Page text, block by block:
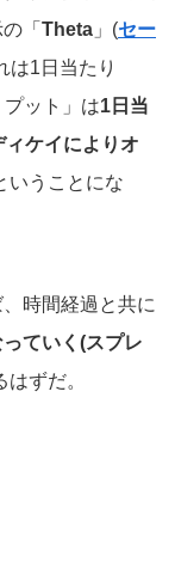
「 Theta 」(セー
は1日当たり
プット」は1日当
ケイによりオ
いうことにな
時間経過と共に
ていく(スプレ
ずだ。